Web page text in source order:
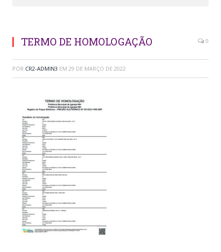
TERMO DE HOMOLOGAÇÃO 0
POR CR2-ADMIN3 EM 29 DE MARÇO DE 2022